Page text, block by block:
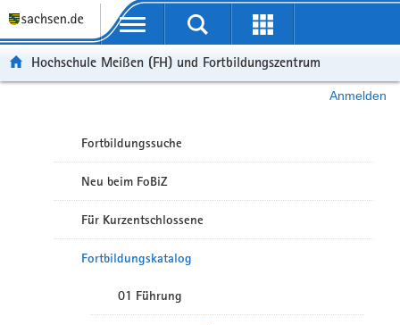
Portalübergreifende Navigation
Hochschule Meißen (FH) und Fortbildungszentrum
Anmelden
Fortbildungssuche
Neu beim FoBiZ
Für Kurzentschlossene
Fortbildungskatalog
01 Führung